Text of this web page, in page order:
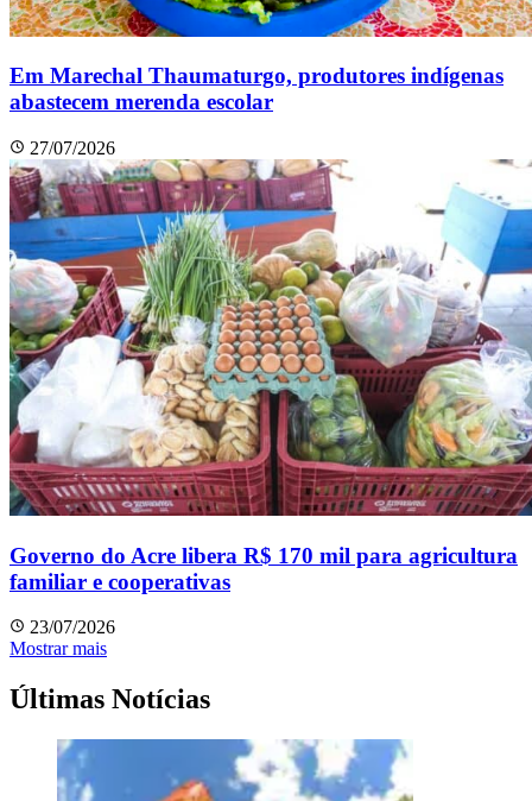
Em Marechal Thaumaturgo, produtores indígenas
abastecem merenda escolar
27/07/2026
Governo do Acre libera R$ 170 mil para agricultura
familiar e cooperativas
23/07/2026
Mostrar mais
Últimas Notícias